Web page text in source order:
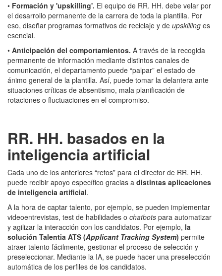
• Formación y 'upskilling'. El equipo de RR. HH. debe velar por
el desarrollo permanente de la carrera de toda la plantilla. Por
eso, diseñar programas formativos de reciclaje y de upskilling es
esencial.
• Anticipación del comportamientos. A través de la recogida
permanente de información mediante distintos canales de
comunicación, el departamento puede “palpar” el estado de
ánimo general de la plantilla. Así, puede tomar la delantera ante
situaciones críticas de absentismo, mala planificación de
rotaciones o fluctuaciones en el compromiso.
RR. HH. basados en la
inteligencia artificial
Cada uno de los anteriores “retos” para el director de RR. HH.
puede recibir apoyo específico gracias a distintas aplicaciones
de inteligencia artificial.
A la hora de captar talento, por ejemplo, se pueden implementar
videoentrevistas, test de habilidades o chatbots para automatizar
y agilizar la interacción con los candidatos. Por ejemplo, la
solución Talentia ATS (Applicant Tracking System) permite
atraer talento fácilmente, gestionar el proceso de selección y
preseleccionar. Mediante la IA, se puede hacer una preselección
automática de los perfiles de los candidatos.